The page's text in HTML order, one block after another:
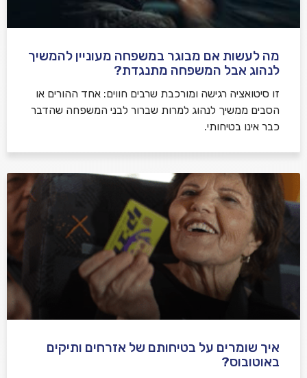
מה לעשות אם מבוגר במשפחה מעוניין להמשיך
לנהוג אבל המשפחה מתנגדת?
זו סיטואציה רגישה ומורכבת שרבים חווים: אחד ההורים או
הסבים ממשיך לנהוג למרות שברור לבני המשפחה שהדבר
כבר אינו בטיחותי.
איך שומרים על בטיחותם של אזרחים ותיקים
באוטובוס?